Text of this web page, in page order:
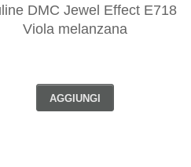
DMC Jewel Effect E718
Viola melanzana
AGGIUNGI